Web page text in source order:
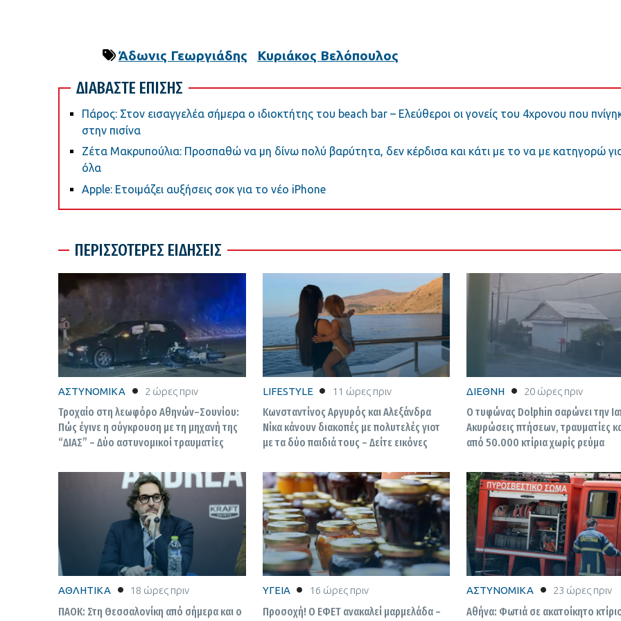
Άδωνις Γεωργιάδης Κυριάκος Βελόπουλος
ΔΙΑΒΑΣΤΕ ΕΠΙΣΗΣ
Πάρος: Στον εισαγγελέα σήμερα ο ιδιοκτήτης του beach bar – Ελεύθεροι οι γονείς του 4χρονου που
στην πισίνα
Ζέτα Μακρυπούλια: Προσπαθώ να μη δίνω πολύ βαρύτητα, δεν κέρδισα και κάτι με το να με κατηγορώ
όλα
Apple: Ετοιμάζει αυξήσεις σοκ για το νέο iPhone
ΠΕΡΙΣΣΟΤΕΡΕΣ ΕΙΔΗΣΕΙΣ
ΑΣΤΥΝΟΜΙΚΑ 2 ώρες πριν
Τροχαίο στη λεωφόρο Αθηνών–Σουνίου:
Πώς έγινε η σύγκρουση με τη μηχανή της
“ΔΙΑΣ” – Δύο αστυνομικοί τραυματίες
LIFESTYLE 11 ώρες πριν
Κωνσταντίνος Αργυρός και Αλεξάνδρα
Νίκα κάνουν διακοπές με πολυτελές γιοτ
με τα δύο παιδιά τους – Δείτε εικόνες
ΔΙΕΘΝΗ 20 ώρες πριν
Ο τυφώνας Dolphin σαρώνει την
Ακυρώσεις πτήσεων, τραυματίες
από 50.000 κτίρια χωρίς ρεύμα
ΑΘΛΗΤΙΚΑ 18 ώρες πριν
ΠΑΟΚ: Στη Θεσσαλονίκη από σήμερα και ο
ΥΓΕΙΑ 16 ώρες πριν
Προσοχή! Ο ΕΦΕΤ ανακαλεί μαρμελάδα –
ΑΣΤΥΝΟΜΙΚΑ 23 ώρες πριν
Αθήνα: Φωτιά σε ακατοίκητο